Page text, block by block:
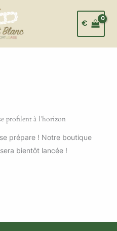
€
profilent à l’horizon
prépare ! Notre boutique
bientôt lancée !